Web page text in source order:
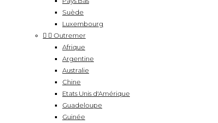
Suède
Luxembourg
  Outremer
Afrique
Argentine
Australie
Chine
Etats Unis d'Amérique
Guadeloupe
Guinée